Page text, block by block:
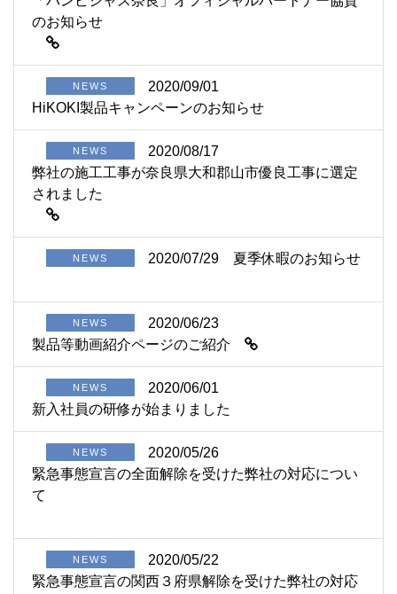
のお知らせ
NEWS
2020/09/01
HiKOKI製品キャンペーンのお知らせ
NEWS
2020/08/17
弊社の施工工事が奈良県大和郡山市優良工事に選定
されました
NEWS 2020/07/29 夏季休暇のお知らせ
NEWS
2020/06/23
製品等動画紹介ページのご紹介
NEWS
2020/06/01
新入社員の研修が始まりました
NEWS
2020/05/26
緊急事態宣言の全面解除を受けた弊社の対応につい
て
NEWS
2020/05/22
緊急事態宣言の関西３府県解除を受けた弊社の対応